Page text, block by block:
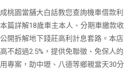
桃園當舖大白話教您查詢機車借款利
篇詳解18歲車主本人、分期車繳款收
開拆解地下錢莊高利計息套路。本店
不超過2.5%，提供免聯徵、免保人的
專案，助中壢、八德等鄉親當天30分